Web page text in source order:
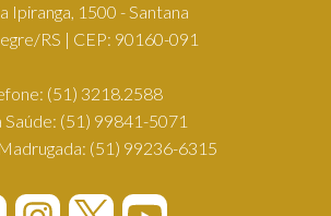
Ipiranga, 1500 - Santana
RS | CEP: 90160-091
(51) 3218.2588
Saúde: (51) 99841-5071
(51) 99236-6315